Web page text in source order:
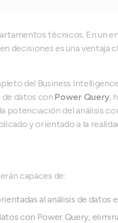
técnicos. En un
decisiones es una ventaja
del Business
datos con Power Query,
potenciación del análisis
y orientado a la
capaces de:
al análisis de datos
con Power Query,